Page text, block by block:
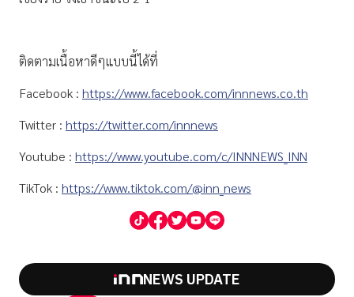
ติดตามเนื้อหาดีๆแบบนี้ได้ที่
Facebook : https://www.facebook.com/innnews.co.th
Twitter : https://twitter.com/innnews
Youtube : https://www.youtube.com/c/INNNEWS_INN
TikTok : https://www.tiktok.com/@inn_news
NEWS UPDATE